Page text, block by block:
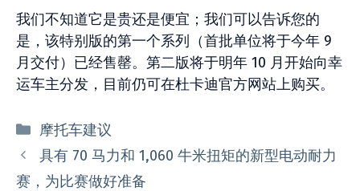
我们不知道它是贵还是便宜；我们可以告诉您的
是，该特别版的第一个系列（首批单位将于今年 9
月交付）已经售罄。第二版将于明年 10 月开始向幸
运车主分发，目前仍可在杜卡迪官方网站上购买。
分
类
摩托车建议
具有 70 马力和 1,060 牛米扭矩的新型电动耐力
赛，为比赛做好准备